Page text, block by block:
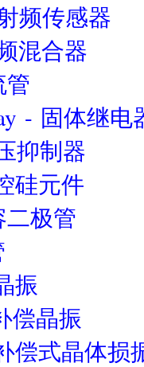
频传感器
混合器
管
- 固体继电
抑制器
硅元件
二极管
振
偿晶振
偿式晶体损